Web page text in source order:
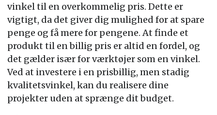
vinkel til en overkommelig pris. Dette er
vigtigt, da det giver dig mulighed for at spare
penge og få mere for pengene. At finde et
produkt til en billig pris er altid en fordel, og
det gælder især for værktøjer som en vinkel.
Ved at investere i en prisbillig, men stadig
kvalitetsvinkel, kan du realisere dine
projekter uden at sprænge dit budget.